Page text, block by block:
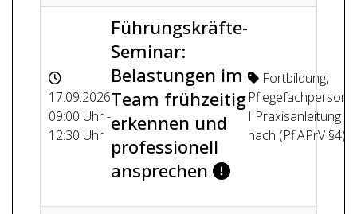
17.09.2026
09:00 Uhr -
12:30 Uhr
Führungskräfte-
Seminar:
Belastungen im
Team frühzeitig
erkennen und
professionell
ansprechen
Fortbildung,
I Praxisanleitung
nach (PflAPrV §4)